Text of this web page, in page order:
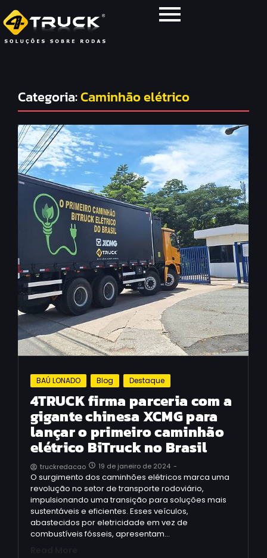
Categoria:Caminhão elétrico
BAÚ LONADO Blog Destaque
4TRUCK firma parceria com a
gigante chinesa XCMG para
lançar o primeiro caminhão
elétrico BiTruck no Brasil
truckredacao 19 de janeiro de 2024 -
O surgimento dos caminhões elétricos marca uma
revolução no setor de transporte rodoviário,
impulsionando uma transição para soluções mais
sustentáveis e eficientes. Esses veículos,
abastecidos por eletricidade em vez de
combustíveis fósseis, apresentam…